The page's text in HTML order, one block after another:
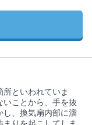
といわれていま
いことから、手を抜
し、換気扇内部に溜